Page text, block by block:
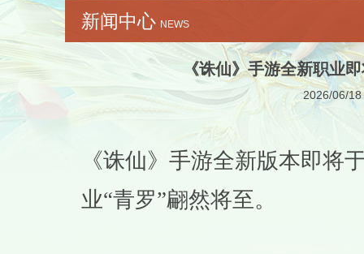
新闻中心 NEWS
《诛仙》手游全新职业
2026/06/18
《诛仙》手游全新版本即将
业“青罗”翩然将至。